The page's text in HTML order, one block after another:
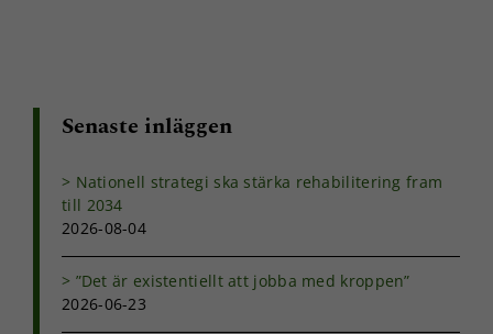
Senaste inläggen
Nationell strategi ska stärka rehabilitering fram
till 2034
2026-08-04
”Det är existentiellt att jobba med kroppen”
2026-06-23